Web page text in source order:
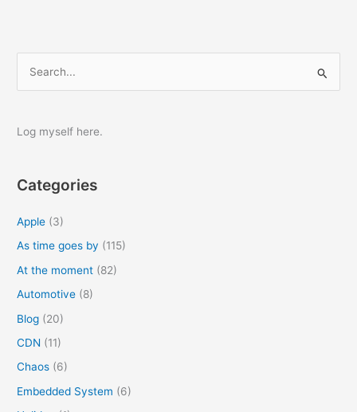
r
f
Log myself here.
Categories
Apple (3)
As time goes by (115)
At the moment (82)
Automotive (8)
Blog (20)
CDN (11)
Chaos (6)
Embedded System (6)